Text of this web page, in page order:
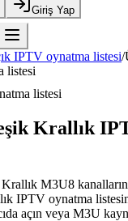
Giriş Yap
IPTV oynatma listesi/
listesi
listesi
Krallık
M3U8
IPTV oynatma
açın veya M3U